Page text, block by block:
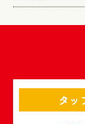
タッ